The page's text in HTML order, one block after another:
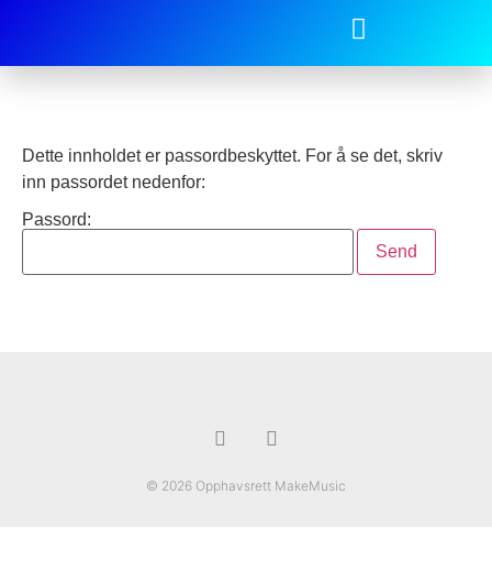
Dette innholdet er passordbeskyttet. For å se det, skriv
inn passordet nedenfor:
Passord:
© 2026 Opphavsrett MakeMusic